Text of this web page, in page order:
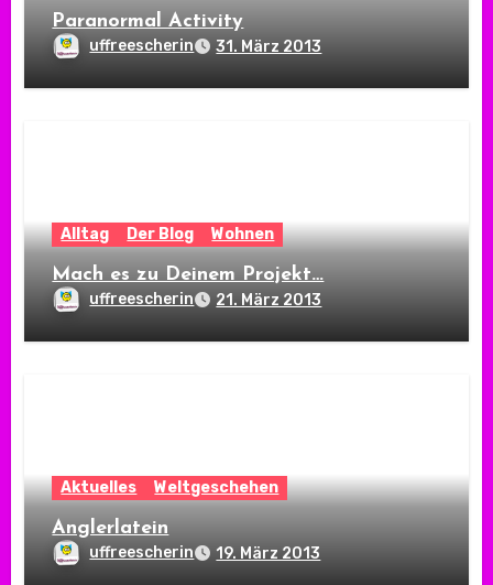
Paranormal Activity
uffreescherin 31. März 2013
Alltag Der Blog Wohnen
Mach es zu Deinem Projekt…
uffreescherin 21. März 2013
Aktuelles Weltgeschehen
Anglerlatein
uffreescherin 19. März 2013